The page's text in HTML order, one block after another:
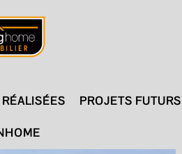
PROJETS FUTURS